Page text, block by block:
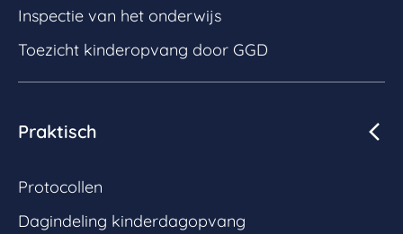
Inspectie van het onderwijs
Toezicht kinderopvang door GGD
Praktisch
Protocollen
Dagindeling kinderdagopvang